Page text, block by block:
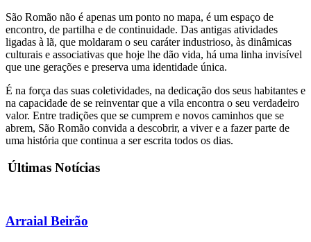
São Romão não é apenas um ponto no mapa, é um espaço de
encontro, de partilha e de continuidade. Das antigas atividades
ligadas à lã, que moldaram o seu caráter industrioso, às dinâmicas
culturais e associativas que hoje lhe dão vida, há uma linha invisível
que une gerações e preserva uma identidade única.
É na força das suas coletividades, na dedicação dos seus habitantes e
na capacidade de se reinventar que a vila encontra o seu verdadeiro
valor. Entre tradições que se cumprem e novos caminhos que se
abrem, São Romão convida a descobrir, a viver e a fazer parte de
uma história que continua a ser escrita todos os dias.
Últimas Notícias
Arraial Beirão